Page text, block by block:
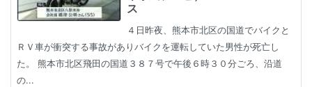
ス
４日昨夜、熊本市北区の国道でバイクと
ＲＶ車が衝突する事故がありバイクを運転していた男性が死亡し
た。 熊本市北区飛田の国道３８７号で午後６時３０分ごろ、沿道
の...